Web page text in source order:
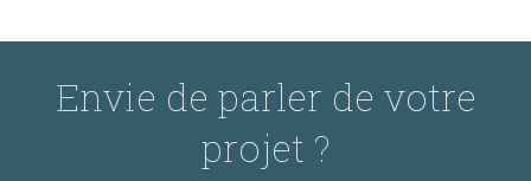
Envie de parler de votre
projet ?